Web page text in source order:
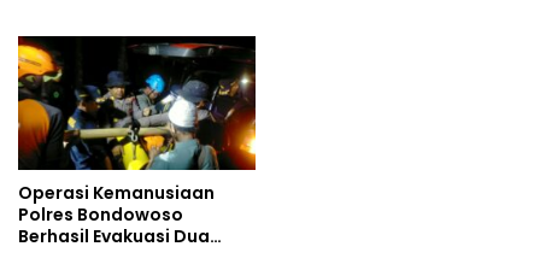
Operasi Kemanusiaan
Polres Bondowoso
Berhasil Evakuasi Dua